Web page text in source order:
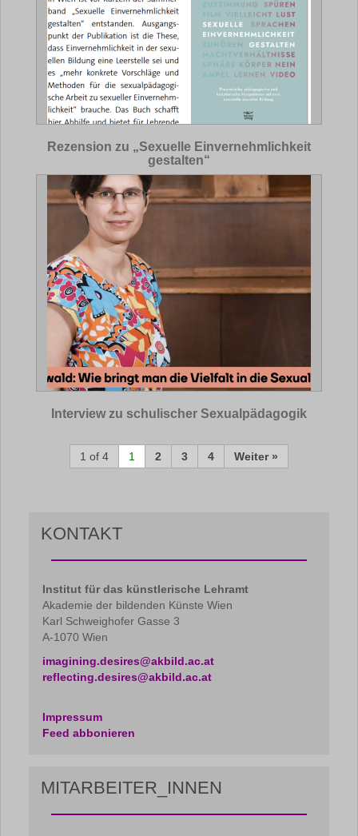
Rezension zu „Sexuelle Einvernehmlichkeit
gestalten“
Interview zu schulischer Sexualpädagogik
1 of 4 1 2 3 4 Weiter »
KONTAKT
Institut für das künstlerische Lehramt
Akademie der bildenden Künste Wien
Karl Schweighofer Gasse 3
A-1070 Wien
imagining.desires@akbild.ac.at
reflecting.desires@akbild.ac.at
Impressum
Feed abbonieren
MITARBEITER_INNEN